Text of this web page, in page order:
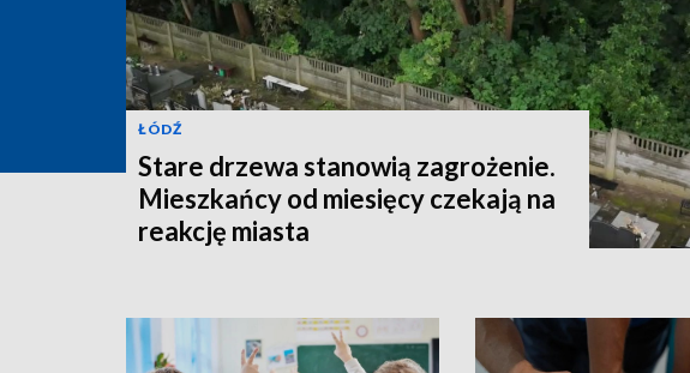
ŁÓDŹ
Stare drzewa stanowią zagrożenie.
Mieszkańcy od miesięcy czekają na
reakcję miasta